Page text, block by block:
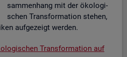
sam­men­hang mit der öko­lo­gi­
schen Trans­for­ma­ti­on ste­hen,
auf­ge­zeigt wer­den.
Trans­for­ma­ti­on auf